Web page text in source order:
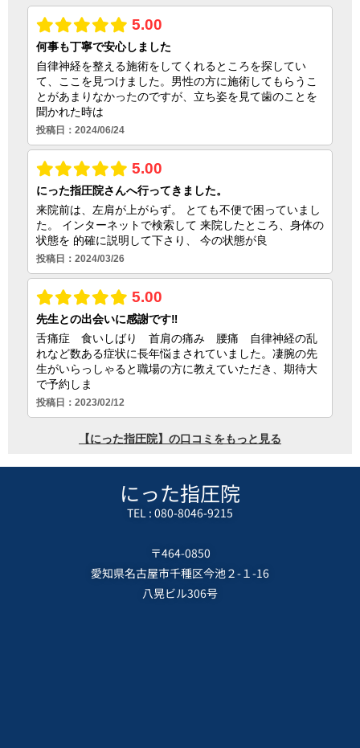
にった指圧院
TEL : 080-8046-9215
〒464-0850
愛知県名古屋市千種区今池２-１-16
八晃ビル306号